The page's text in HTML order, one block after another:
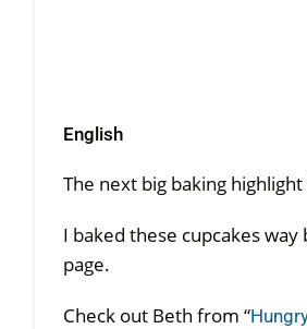
English
The next big baking
I baked these cupcakes
page.
Check out Beth from “